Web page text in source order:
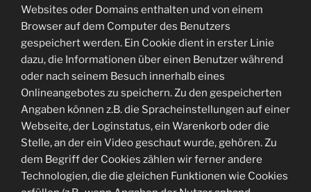
Websites oder Domains enthalten und von einem
Browser auf dem Computer des Benutzers
gespeichert werden. Ein Cookie dient in erster Linie
dazu, die Informationen über einen Benutzer während
oder nach seinem Besuch innerhalb eines
Onlineangebotes zu speichern. Zu den gespeicherten
Angaben können z.B. die Spracheinstellungen auf einer
Webseite, der Loginstatus, ein Warenkorb oder die
Stelle, an der ein Video geschaut wurde, gehören. Zu
dem Begriff der Cookies zählen wir ferner andere
Technologien, die die gleichen Funktionen wie Cookies